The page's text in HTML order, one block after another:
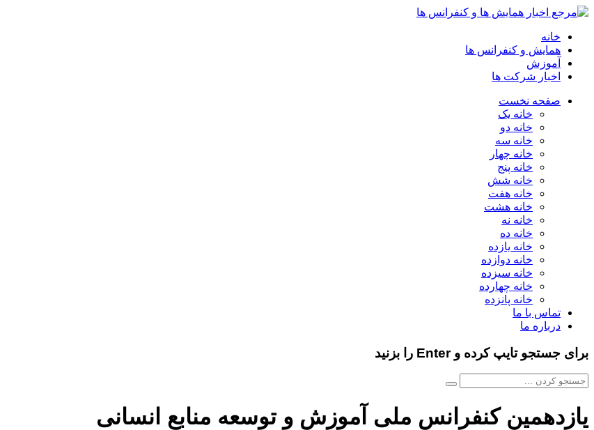
خانه
همایش و کنفرانس ها
آموزش
اخبار شرکت ها
صفحه نخست
خانه یک
خانه دو
خانه سه
خانه چهار
خانه پنج
خانه شش
خانه هفت
خانه هشت
خانه نه
خانه ده
خانه یازده
خانه دوازده
خانه سیزده
خانه چهارده
خانه پانزده
تماس با ما
درباره ما
برای جستجو تایپ کرده و Enter را بزنید
یازدهمین کنفرانس ملی آموزش و توسعه منابع انسانی